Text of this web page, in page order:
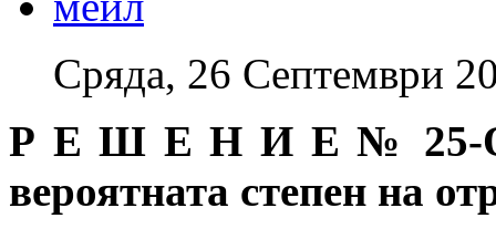
Сряда, 26 Септември
Р Е Ш Е Н И Е № 25-ОС/
вероятната степен на